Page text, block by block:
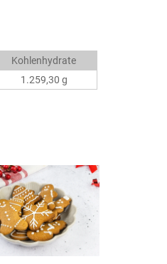
Kohlenhydrate
1.259,30 g